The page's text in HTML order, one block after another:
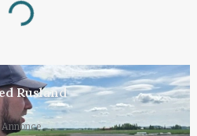
Loading...
Rusland
Annonce